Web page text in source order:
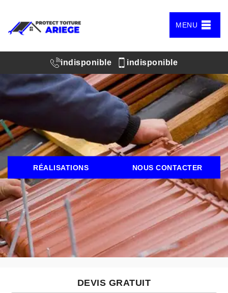
MENU
indisponible indisponible
RÉALISATIONS NOUS CONTACTER
DEVIS GRATUIT